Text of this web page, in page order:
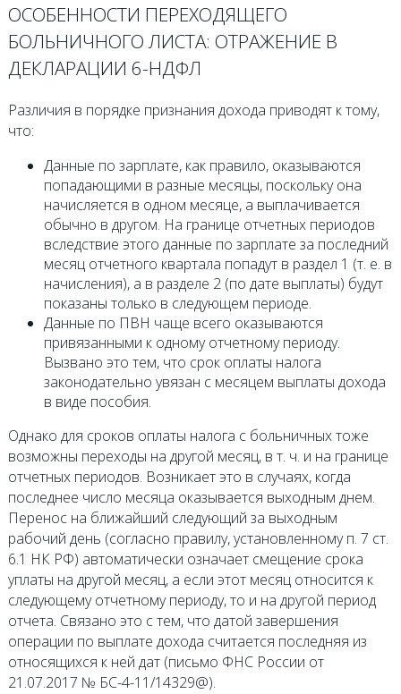
ОСОБЕННОСТИ ПЕРЕХОДЯЩЕГО
БОЛЬНИЧНОГО ЛИСТА: ОТРАЖЕНИЕ В
ДЕКЛАРАЦИИ 6-НДФЛ
Различия в порядке признания дохода приводят к тому,
что:
Данные по зарплате, как правило, оказываются
попадающими в разные месяцы, поскольку она
начисляется в одном месяце, а выплачивается
обычно в другом. На границе отчетных периодов
вследствие этого данные по зарплате за последний
месяц отчетного квартала попадут в раздел 1 (т. е. в
начисления), а в разделе 2 (по дате выплаты) будут
показаны только в следующем периоде.
Данные по ПВН чаще всего оказываются
привязанными к одному отчетному периоду.
Вызвано это тем, что срок оплаты налога
законодательно увязан с месяцем выплаты дохода
в виде пособия.
Однако для сроков оплаты налога с больничных тоже
возможны переходы на другой месяц, в т. ч. и на границе
отчетных периодов. Возникает это в случаях, когда
последнее число месяца оказывается выходным днем.
Перенос на ближайший следующий за выходным
рабочий день (согласно правилу, установленному п. 7 ст.
6.1 НК РФ) автоматически означает смещение срока
уплаты на другой месяц, а если этот месяц относится к
следующему отчетному периоду, то и на другой период
отчета. Связано это с тем, что датой завершения
операции по выплате дохода считается последняя из
относящихся к ней дат (письмо ФНС России от
21.07.2017 № БС-4-11/14329@).